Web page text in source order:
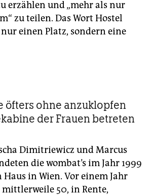
erzählen und „mehr als nur
zu teilen. Das Wort Hostel
einen Platz, sondern eine
öfters ohne anzuklopfen
der Frauen betreten
Dimitriewicz und Marcus
die wombat’s im Jahr 1999
in Wien. Vor einem Jahr
mittlerweile 50, in Rente,